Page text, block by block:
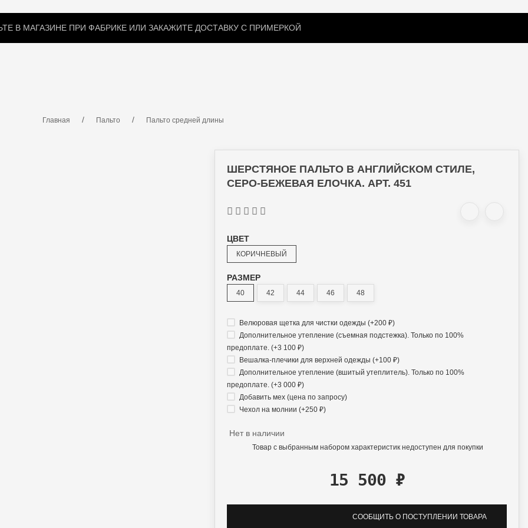
В МАГАЗИНЕ ПРИ ФАБРИКЕ ИЛИ ЗАКАЖИТЕ ДОСТАВКУ С ПРИМЕРКОЙ
Главная Пальто Пальто средней длины
ШЕРСТЯНОЕ ПАЛЬТО В АНГЛИЙСКОМ СТИЛЕ,
СЕРО-БЕЖЕВАЯ ЕЛОЧКА. АРТ. 451
ЦВЕТ
КОРИЧНЕВЫЙ
РАЗМЕР
40 42 44 46 48
Велюровая щетка для чистки одежды (+200₽)
Дополнительное утепление (съемная подстежка). Только по 100%
предоплате. (+3 100₽)
Вешалка-плечики для верхней одежды (+100₽)
Дополнительное утепление (вшитый утеплитель). Только по 100%
предоплате. (+3 000₽)
Добавить мех (цена по запросу)
Чехол на молнии (+250₽)
Нет в наличии
Товар с выбранным набором характеристик недоступен для покупки
15 500 ₽
СООБЩИТЬ О ПОСТУПЛЕНИИ ТОВАРА